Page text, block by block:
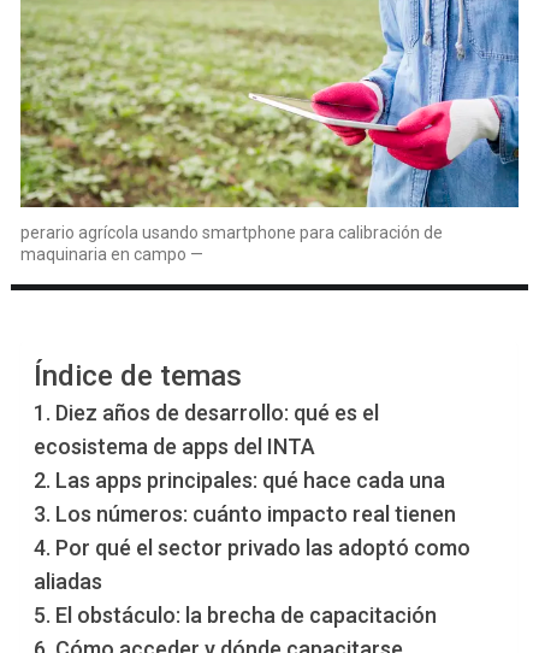
perario agrícola usando smartphone para calibración de
maquinaria en campo —
Índice de temas
1. Diez años de desarrollo: qué es el
ecosistema de apps del INTA
2. Las apps principales: qué hace cada una
3. Los números: cuánto impacto real tienen
4. Por qué el sector privado las adoptó como
aliadas
5. El obstáculo: la brecha de capacitación